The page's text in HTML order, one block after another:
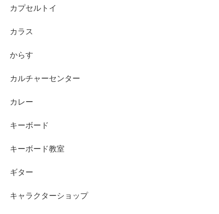
カプセルトイ
カラス
からす
カルチャーセンター
カレー
キーボード
キーボード教室
ギター
キャラクターショップ